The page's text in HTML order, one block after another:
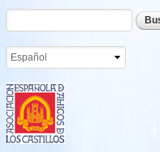
Formulario de búsqueda
Buscar